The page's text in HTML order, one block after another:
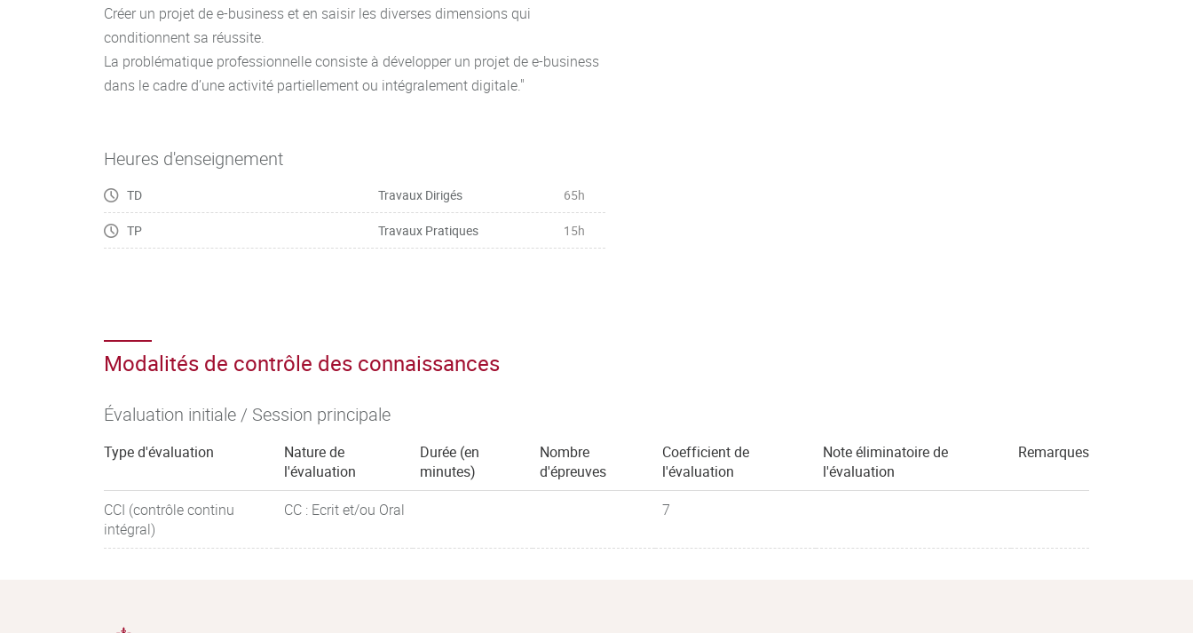
Créer un projet de e-business et en saisir les diverses dimensions qui
conditionnent sa réussite.
La problématique professionnelle consiste à développer un projet de e-business
dans le cadre d’une activité partiellement ou intégralement digitale."
Heures d'enseignement
TD Travaux Dirigés 65h
TP Travaux Pratiques 15h
Modalités de contrôle des connaissances
Évaluation initiale / Session principale
Type d'évaluation
Nature de
l'évaluation
Durée (en
minutes)
Nombre
d'épreuves
Coefficient de
l'évaluation
Note éliminatoire de
l'évaluation
Remarques
CCI (contrôle continu
intégral)
CC : Ecrit et/ou Oral 7